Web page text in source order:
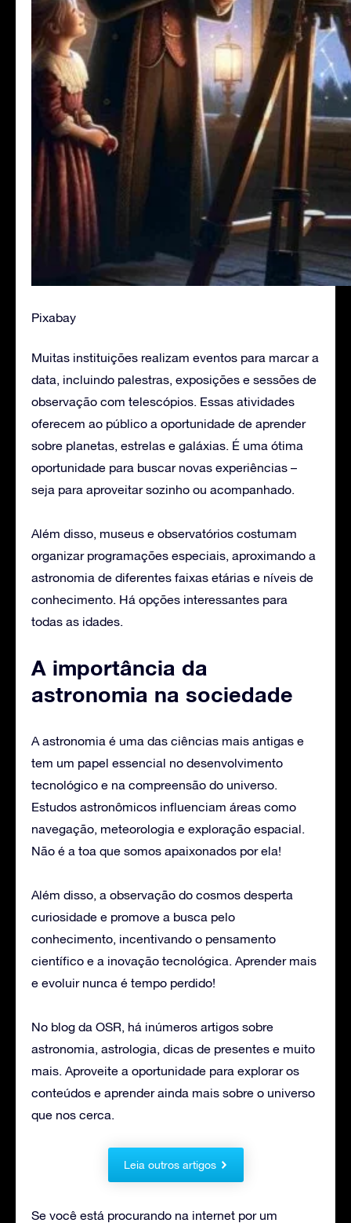
Pixabay
Muitas instituições realizam eventos para marcar a
data, incluindo palestras, exposições e sessões de
observação com telescópios. Essas atividades
oferecem ao público a oportunidade de aprender
sobre planetas, estrelas e galáxias. É uma ótima
oportunidade para buscar novas experiências –
seja para aproveitar sozinho ou acompanhado.
Além disso, museus e observatórios costumam
organizar programações especiais, aproximando a
astronomia de diferentes faixas etárias e níveis de
conhecimento. Há opções interessantes para
todas as idades.
A importância da
astronomia na sociedade
A astronomia é uma das ciências mais antigas e
tem um papel essencial no desenvolvimento
tecnológico e na compreensão do universo.
Estudos astronômicos influenciam áreas como
navegação, meteorologia e exploração espacial.
Não é a toa que somos apaixonados por ela!
Além disso, a observação do cosmos desperta
curiosidade e promove a busca pelo
conhecimento, incentivando o pensamento
científico e a inovação tecnológica. Aprender mais
e evoluir nunca é tempo perdido!
No blog da OSR, há inúmeros artigos sobre
astronomia, astrologia, dicas de presentes e muito
mais. Aproveite a oportunidade para explorar os
conteúdos e aprender ainda mais sobre o universo
que nos cerca.
Leia outros artigos
Se você está procurando na internet por um